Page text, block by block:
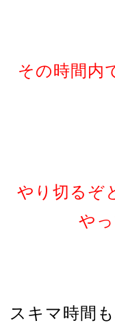
その時間内
やり切るぞ
や
スキマ時間